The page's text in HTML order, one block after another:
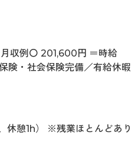
収例〇 201,600円 ＝時給
険・社会保険完備／有給休暇
休憩1h） ※残業ほとんどあり